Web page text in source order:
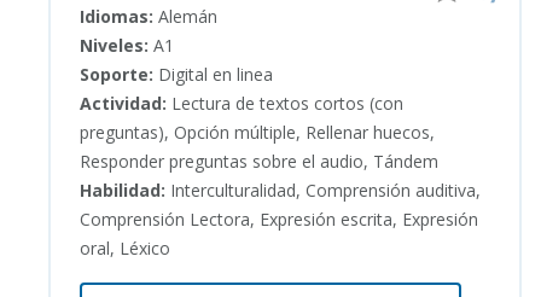
Idiomas: Alemán
Niveles: A1
Soporte: Digital en linea
Actividad: Lectura de textos cortos (con
preguntas), Opción múltiple, Rellenar huecos,
Responder preguntas sobre el audio, Tándem
Habilidad: Interculturalidad, Comprensión auditiva,
Comprensión Lectora, Expresión escrita, Expresión
oral, Léxico